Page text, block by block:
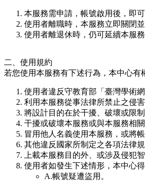
本服務需申請，帳號啟用後，即可
使用者離職時，本服務立即關閉
使用者離退休時，仍可延續本服
二、使用規約
若您使用本服務有下述行為，本中心有
使用者違反守教育部「臺灣學術
利用本服務從事法律所禁止之侵
將設計目的在於干擾、破壞或限
干擾或破壞本服務或與本服務相
冒用他人名義使用本服務，或將
其他違反國家所制定之各項法律
上載本服務目的外、或涉及侵犯
使用者如發生下述情形，本中心
A.帳號疑遭盜用。